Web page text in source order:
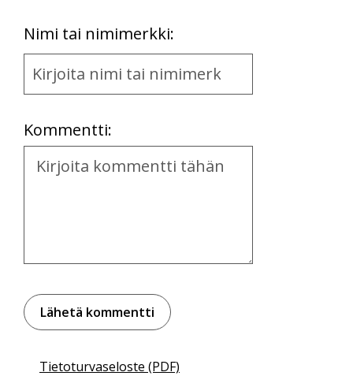
Nimi tai nimimerkki:
Name
and
Kommentti:
Kommentti
Tietoturvaseloste (PDF)